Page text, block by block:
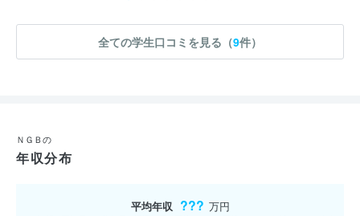
全ての学生口コミを見る（9件）
ＮＧＢの
年収分布
平均年収 ??? 万円